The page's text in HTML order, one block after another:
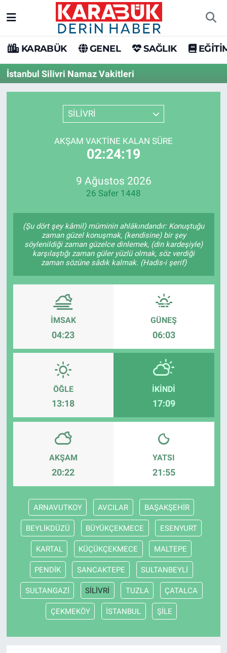
KARABÜK GENEL SAĞLIK
İstanbul Silivri Namaz Vakitleri
SİLİVRİ
AKŞAM VAKTINE KALAN SÜRE
02:24:19
9 Ağustos 2026
26 Safer 1448
(Şu dört şey kâmil) müminin ahlâkındandır: Konuştuğu
zaman güzel konuşmak, (kendisine) bir şey
söylenildiği zaman güzelce dinlemek, (din kardeşiyle)
karşılaştığı zaman güler yüzlü olmak, söz verdiği
zaman sözüne sâdık kalmak. (Hadis-i şerif)
İMSAK
04:23
GÜNEŞ
06:03
ÖĞLE
13:18
İKINDI
17:09
AKŞAM
20:22
YATSI
21:55
ARNAVUTKOY AVCILAR BAŞAKŞEHİR
BEYLİKDÜZÜ BÜYÜKÇEKMECE ESENYURT
KARTAL KÜÇÜKÇEKMECE MALTEPE
PENDİK SANCAKTEPE SULTANBEYLİ
SULTANGAZİ SİLİVRİ TUZLA ÇATALCA
ÇEKMEKÖY İSTANBUL ŞİLE
Karabük Hava Durumu
Karabük Trafik Yoğunluk Haritası
Süper Lig Puan Durumu ve Fikstür
Tüm Manşetler